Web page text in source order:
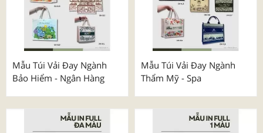
Mẫu Túi Vải Đay Ngành
Bảo Hiểm - Ngân Hàng
Mẫu Túi Vải Đay Ngành
Thẩm Mỹ - Spa